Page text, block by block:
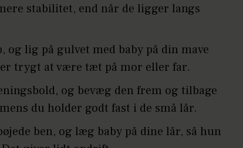
stabilitet, end når de ligger langs
og lig på gulvet med baby på din mave
trygt at være tæt på mor eller far.
og bevæg den frem og tilbage
du holder godt fast i de små lår.
ben, og læg baby på dine lår, så hun